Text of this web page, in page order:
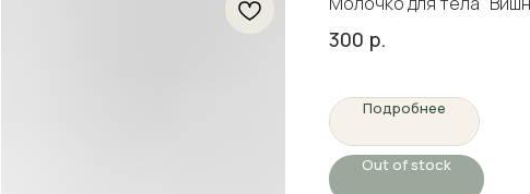
300 р.
Подробнее
Out of stock